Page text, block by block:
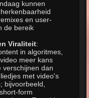
kunnen
en user-
de bereik
Viraliteit:
in algoritmes,
meer kans
verschijnen dan
met video's
bijvoorbeeld,
form